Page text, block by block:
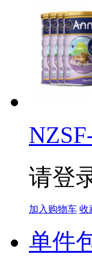
请登
加入购物车 收
单件